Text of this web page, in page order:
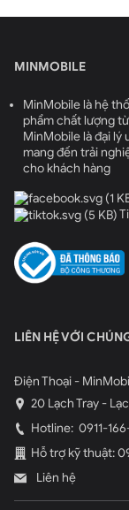
MINMOBILE
MinMobile là hệ
phẩm chất lượng
MinMobile là đại lý
mang đến trải
cho khách hàng
LIÊN HỆ VỚI
Điện Thoại -
20 Lạch Tray -
Hotline: 0911-
Hỗ trợ kỹ thuật:
Liên hệ